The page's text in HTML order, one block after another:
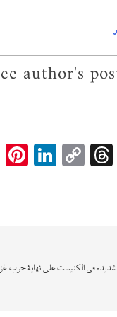
author's
Telegram
Threads
Copy
فى الكنيست على نهاية حرب